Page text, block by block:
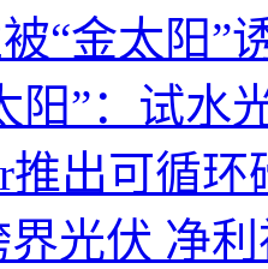
“金太阳”
阳”：试水
推出可循
界光伏 净